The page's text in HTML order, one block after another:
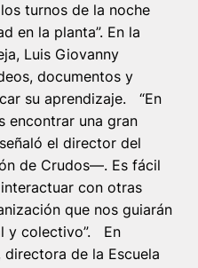
turnos de la noche
en la planta”. En la
Luis Giovanny
documentos y
su aprendizaje. “En
encontrar una gran
el director del
de Crudos—. Es fácil
con otras
que nos guiarán
y colectivo”. En
directora de la Escuela